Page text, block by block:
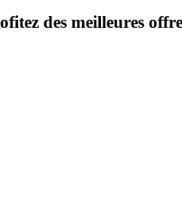
des meilleures